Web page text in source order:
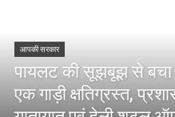
आपकी सरकार
पायलट की सूझबूझ से बचा
एक गाड़ी क्षतिग्रस्त,